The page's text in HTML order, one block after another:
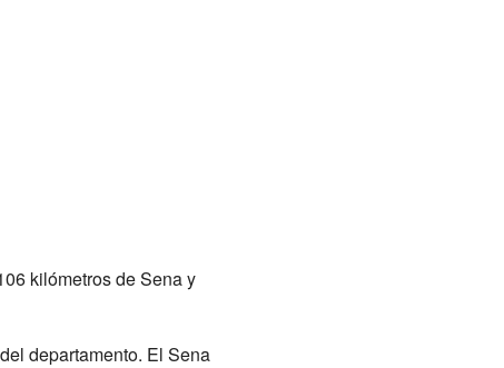
kilómetros de Sena y
departamento. El Sena